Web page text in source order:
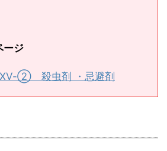
ージ
ⅩⅤ-② 殺虫剤 ・忌避剤